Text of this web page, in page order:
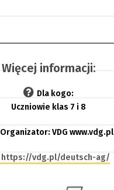
Więcej informacji:
Dla kogo:
Uczniowie klas 7 i 8
Organizator: VDG www.vdg.pl
https://vdg.pl/deutsch-ag/